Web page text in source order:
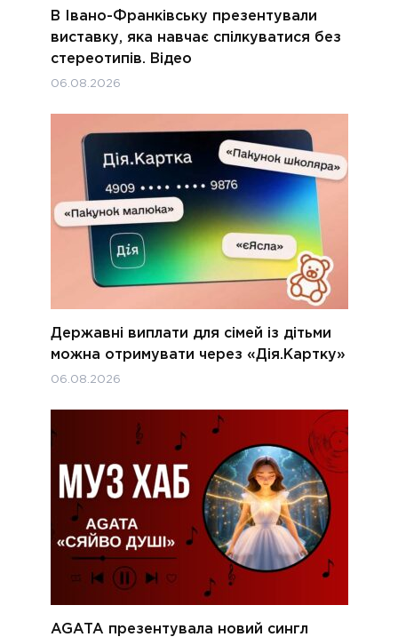
В Івано-Франківську презентували
виставку, яка навчає спілкуватися без
стереотипів. Відео
06.08.2026
Державні виплати для сімей із дітьми
можна отримувати через «Дія.Картку»
06.08.2026
AGATA презентувала новий сингл